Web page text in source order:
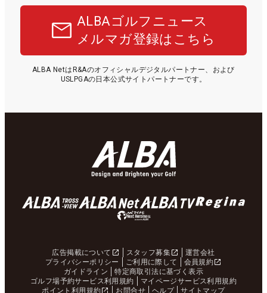
ALBAゴルフニュース
メルマガ登録はこちら
ALBA NetはR&Aのオフィシャルデジタルパートナー、および
USLPGAの日本公式サイトパートナーです。
広告掲載について スタッフ募集
運営会社
プライバシーポリシー
ご利用に際して
会員規約
ガイドライン
特定商取引法に基づく表示
ゴルフ場予約サービス利用規約
マイページサービス利用規約
ポイント利用規約
お問合せ ヘルプ サイトマップ